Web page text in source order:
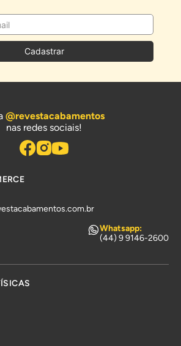
Cadastrar
@revestacabamentos
nas redes sociais!
Whatsapp:
(44) 9 9146-2600